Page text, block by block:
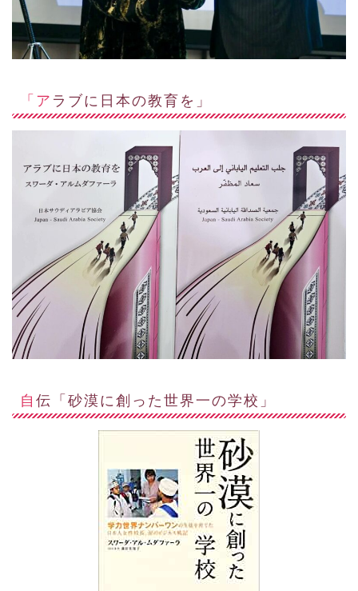
「アラブに日本の教育を」
自伝「砂漠に創った世界一の学校」